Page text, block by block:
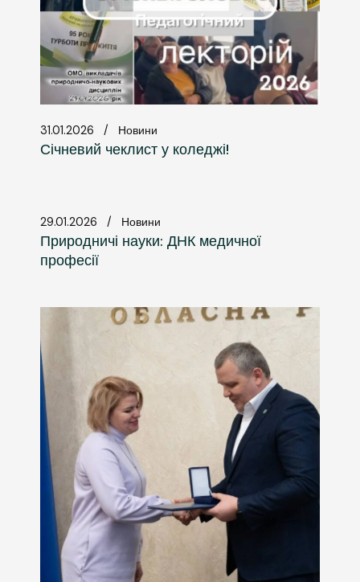
31.01.2026 Новини
Січневий чеклист у коледжі!
29.01.2026 Новини
Природничі науки: ДНК медичної
професії